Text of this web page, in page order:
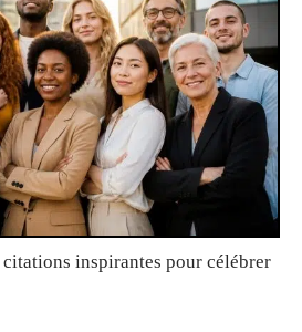
inspirantes pour célébrer